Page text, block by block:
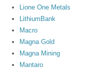
Lione One Metals
LithiumBank
Macro
Magna Gold
Magna Mining
Mantaro